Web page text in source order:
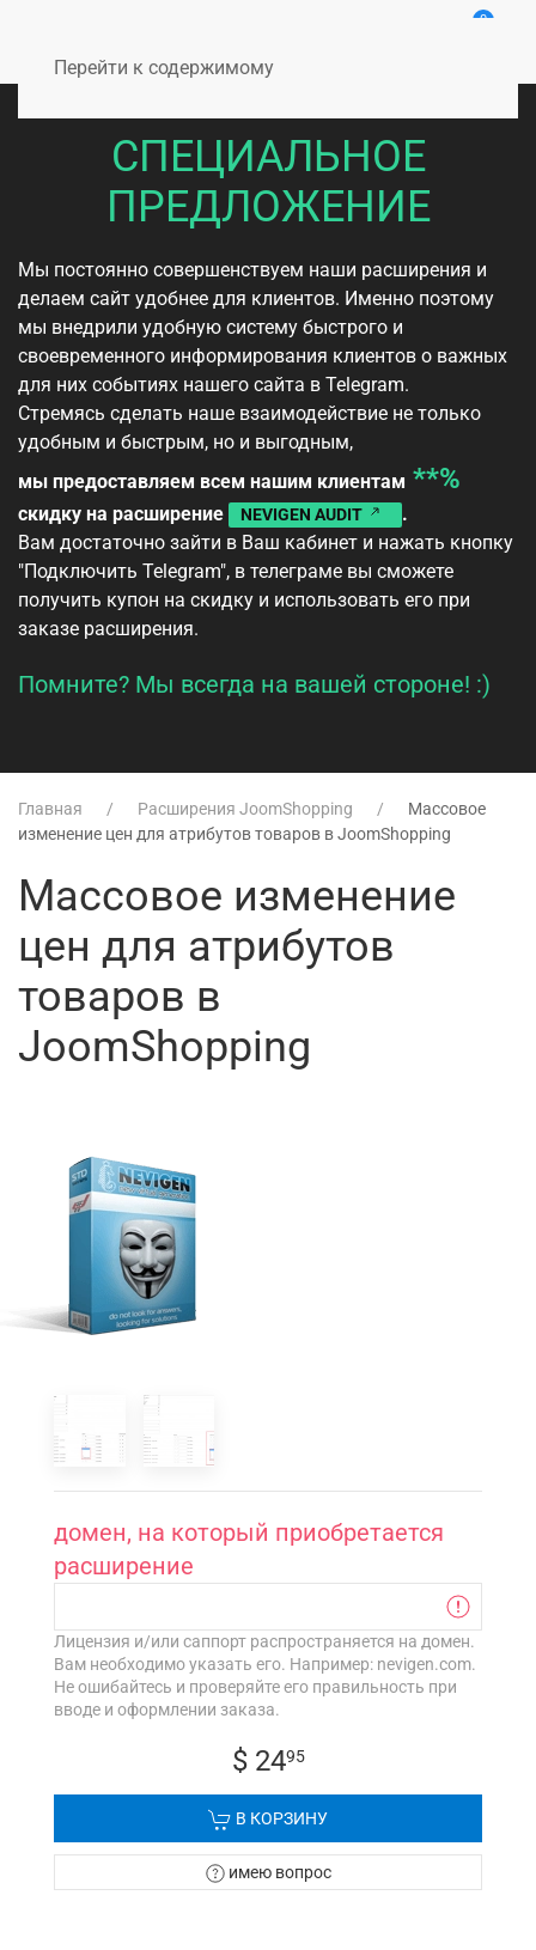
Перейти к содержимому
0
СПЕЦИАЛЬНОЕ
ПРЕДЛОЖЕНИЕ
Мы постоянно совершенствуем наши расширения и
делаем сайт удобнее для клиентов. Именно поэтому
мы внедрили удобную систему быстрого и
своевременного информирования клиентов о важных
для них событиях нашего сайта в Telegram.
Стремясь сделать наше взаимодействие не только
удобным и быстрым, но и выгодным,
мы предоставляем всем нашим клиентам **%
скидку на расширение NEVIGEN AUDIT
.
Вам достаточно зайти в Ваш кабинет и нажать кнопку
"Подключить Telegram", в телеграме вы сможете
получить купон на скидку и использовать его при
заказе расширения.
Помните? Мы всегда на вашей стороне! :)
Главная Расширения JoomShopping
Массовое
изменение цен для атрибутов товаров в JoomShopping
Массовое изменение
цен для атрибутов
товаров в
JoomShopping
домен, на который приобретается
расширение
Лицензия и/или саппорт распространяется на домен.
Вам необходимо указать его. Например: nevigen.com.
Не ошибайтесь и проверяйте его правильность при
вводе и оформлении заказа.
$ 2495
В КОРЗИНУ
имею вопрос